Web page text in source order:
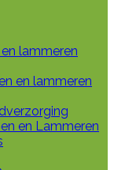
lammeren
en lammeren
en Lammeren